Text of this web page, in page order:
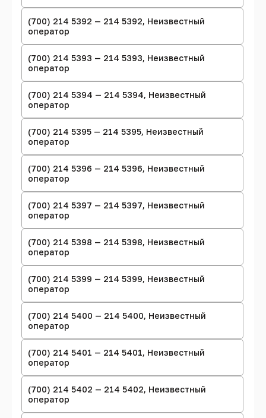
(700) 214 5392 — 214 5392, Неизвестный
оператор
(700) 214 5393 — 214 5393, Неизвестный
оператор
(700) 214 5394 — 214 5394, Неизвестный
оператор
(700) 214 5395 — 214 5395, Неизвестный
оператор
(700) 214 5396 — 214 5396, Неизвестный
оператор
(700) 214 5397 — 214 5397, Неизвестный
оператор
(700) 214 5398 — 214 5398, Неизвестный
оператор
(700) 214 5399 — 214 5399, Неизвестный
оператор
(700) 214 5400 — 214 5400, Неизвестный
оператор
(700) 214 5401 — 214 5401, Неизвестный
оператор
(700) 214 5402 — 214 5402, Неизвестный
оператор